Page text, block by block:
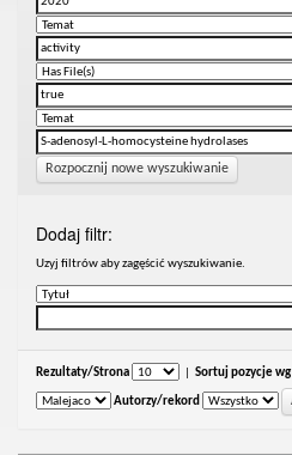
Rozpocznij nowe wyszukiwanie
Dodaj filtr:
Uzyj filtrów aby zagęścić wyszukiwanie.
Rezultaty/Strona Sortuj pozycje wg
Autorzy/rekord